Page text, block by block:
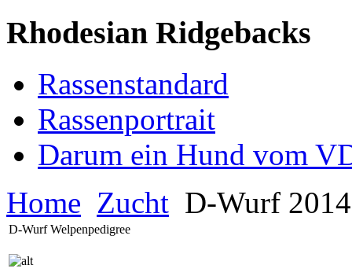
Rhodesian Ridgebacks
Rassenstandard
Rassenportrait
Darum ein Hund vom
Home Zucht D-Wurf
D-Wurf Welpenpedigree